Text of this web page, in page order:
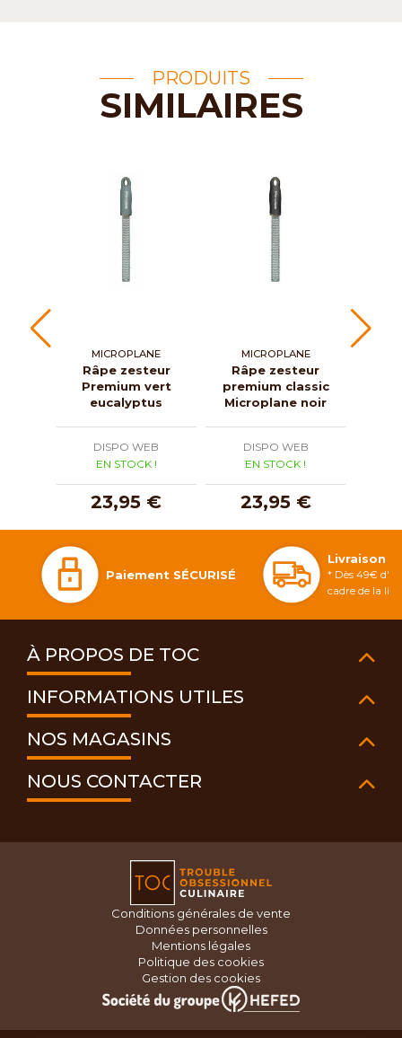
PRODUITS
SIMILAIRES
MICROPLANE
Râpe zesteur
Premium vert
eucalyptus
DISPO WEB
EN STOCK !
23,95 €
MICROPLANE
Râpe zesteur
premium classic
Microplane noir
DISPO WEB
EN STOCK !
23,95 €
Paiement SÉCURISÉ
Livraison
* Dès 49€
cadre de la
À PROPOS DE TOC
INFORMATIONS UTILES
NOS MAGASINS
NOUS CONTACTER
Conditions générales de vente
Données personnelles
Mentions légales
Politique des cookies
Gestion des cookies